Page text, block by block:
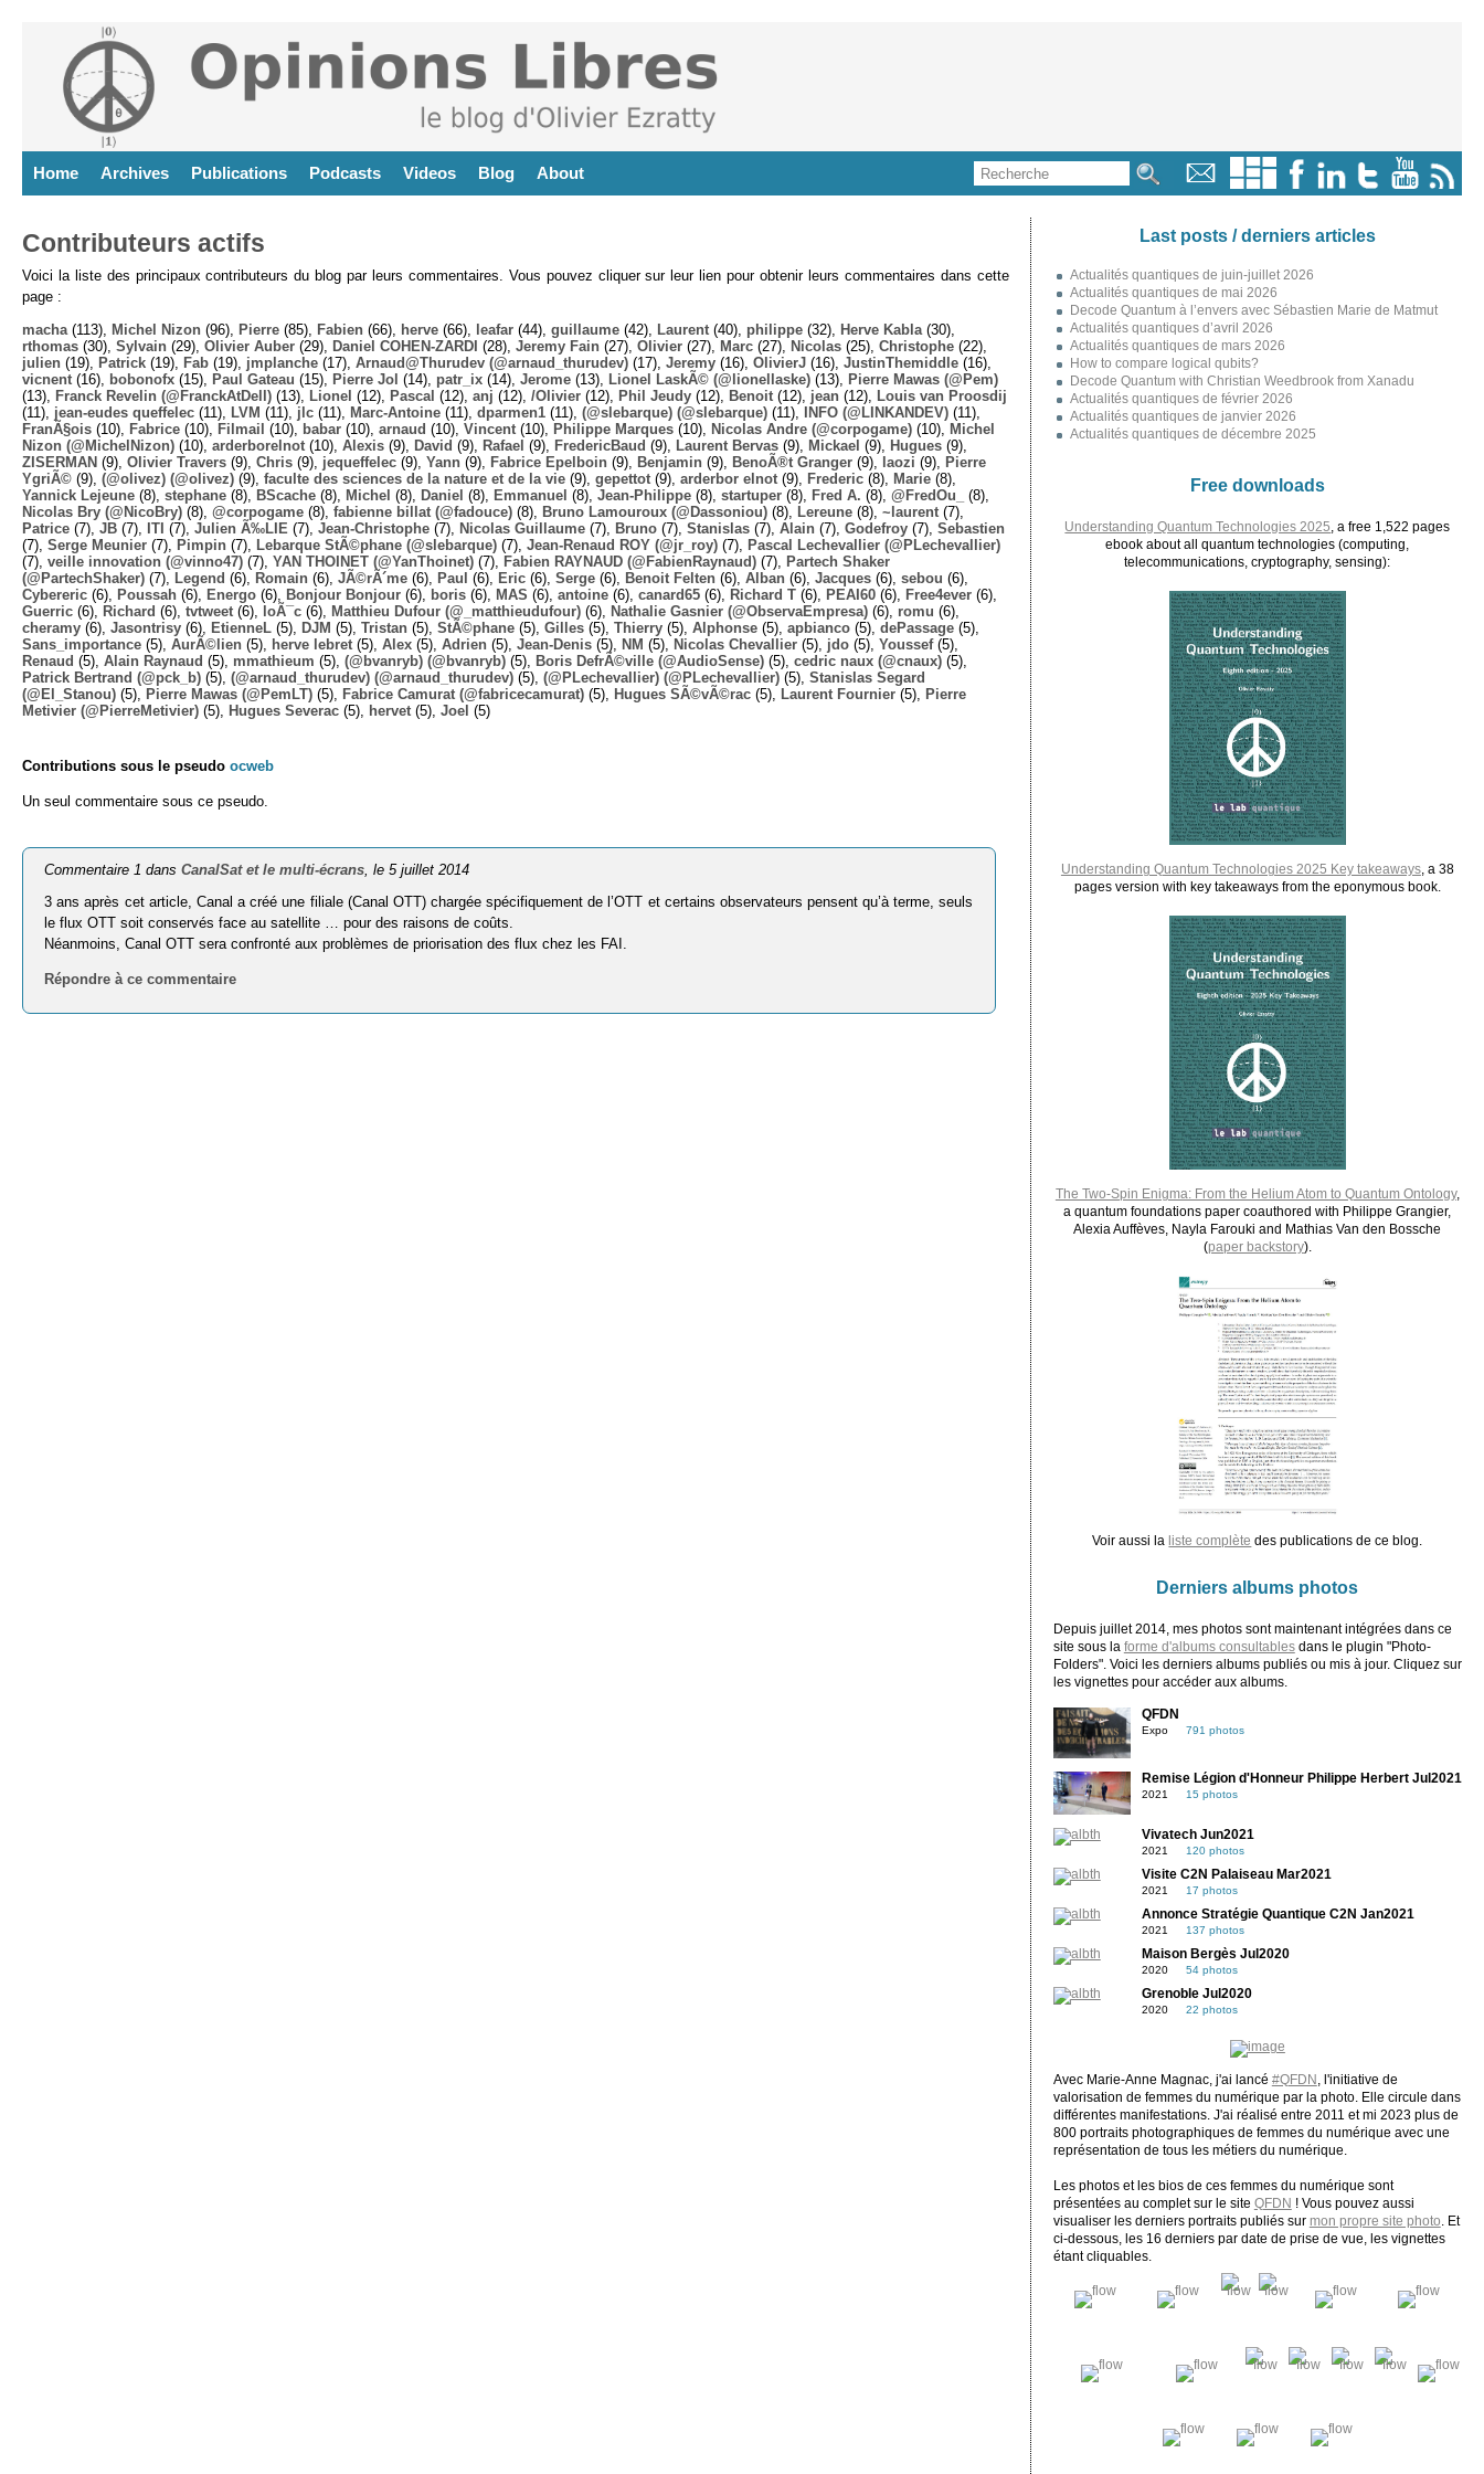
Home Archives Publications Podcasts Videos Blog About
Contributeurs actifs
Voici la liste des principaux contributeurs du blog par leurs commentaires. Vous pouvez cliquer sur leur lien pour obtenir leurs commentaires dans cette
page :
macha (113), Michel Nizon (96), Pierre (85), Fabien (66), herve (66), leafar (44), guillaume (42), Laurent (40), philippe (32), Herve Kabla (30),
rthomas (30), Sylvain (29), Olivier Auber (29), Daniel COHEN-ZARDI (28), Jeremy Fain (27), Olivier (27), Marc (27), Nicolas (25), Christophe (22),
julien (19), Patrick (19), Fab (19), jmplanche (17), Arnaud@Thurudev (@arnaud_thurudev) (17), Jeremy (16), OlivierJ (16), JustinThemiddle (16),
vicnent (16), bobonofx (15), Paul Gateau (15), Pierre Jol (14), patr_ix (14), Jerome (13), Lionel LaskÃ© (@lionellaske) (13),
Pierre Mawas (@Pem)
(13),
Franck Revelin (@FranckAtDell) (13), Lionel (12), Pascal (12), anj (12), /Olivier (12), Phil Jeudy (12), Benoit (12), jean (12),
Louis van Proosdij
(11), jean-eudes queffelec (11), LVM (11), jlc (11), Marc-Antoine (11), dparmen1 (11), (@slebarque) (@slebarque) (11), INFO (@LINKANDEV) (11),
FranÃ§ois (10), Fabrice (10), Filmail (10), babar (10), arnaud (10), Vincent (10), Philippe Marques (10), Nicolas Andre (@corpogame) (10),
Michel
Nizon (@MichelNizon) (10), arderborelnot (10), Alexis (9), David (9), Rafael (9), FredericBaud (9), Laurent Bervas (9), Mickael (9), Hugues (9),
ZISERMAN (9), Olivier Travers (9), Chris (9), jequeffelec (9), Yann (9), Fabrice Epelboin (9), Benjamin (9), BenoÃ®t Granger (9), laozi (9),
Pierre
YgriÃ© (9), (@olivez) (@olivez) (9), faculte des sciences de la nature et de la vie (9), gepettot (9), arderbor elnot (9), Frederic (8), Marie (8),
Yannick Lejeune (8), stephane (8), BScache (8), Michel (8), Daniel (8), Emmanuel (8), Jean-Philippe (8), startuper (8), Fred A. (8), @FredOu_
(8),
Nicolas Bry (@NicoBry) (8), @corpogame (8), fabienne billat (@fadouce) (8), Bruno Lamouroux (@Dassoniou) (8), Lereune (8), ~laurent (7),
Patrice (7), JB (7), ITI (7), Julien Ã‰LIE (7), Jean-Christophe (7), Nicolas Guillaume (7), Bruno (7), Stanislas (7), Alain (7), Godefroy (7), Sebastien
(7), Serge Meunier (7), Pimpin (7), Lebarque StÃ©phane (@slebarque) (7), Jean-Renaud ROY (@jr_roy) (7),
Pascal Lechevallier (@PLechevallier)
(7), veille innovation (@vinno47) (7), YAN THOINET (@YanThoinet) (7), Fabien RAYNAUD (@FabienRaynaud) (7),
Partech Shaker
(@PartechShaker) (7), Legend (6), Romain (6), JÃ©rÃ´me (6), Paul (6), Eric (6), Serge (6), Benoit Felten (6), Alban (6), Jacques (6), sebou (6),
Cybereric (6), Poussah (6), Energo (6), Bonjour Bonjour (6), boris (6), MAS (6), antoine (6), canard65 (6), Richard T (6), PEAI60 (6), Free4ever (6),
Guerric (6), Richard (6), tvtweet (6), loÃ¯c (6), Matthieu Dufour (@_matthieudufour) (6), Nathalie Gasnier (@ObservaEmpresa) (6), romu (6),
cheramy (6), Jasontrisy (6), EtienneL (5), DJM (5), Tristan (5), StÃ©phane (5), Gilles (5), Thierry (5), Alphonse (5), apbianco (5), dePassage (5),
Sans_importance (5), AurÃ©lien (5), herve lebret (5), Alex (5), Adrien (5), Jean-Denis (5), NM (5), Nicolas Chevallier (5), jdo (5), Youssef(5),
Renaud (5), Alain Raynaud (5), mmathieum (5), (@bvanryb) (@bvanryb) (5), Boris DefrÃ©ville (@AudioSense) (5), cedric naux (@cnaux) (5),
Patrick Bertrand (@pck_b) (5), (@arnaud_thurudev) (@arnaud_thurudev) (5), (@PLechevallier) (@PLechevallier) (5), Stanislas Segard
(@El_Stanou) (5), Pierre Mawas (@PemLT) (5), Fabrice Camurat (@fabricecamurat) (5), Hugues SÃ©vÃ©rac (5), Laurent Fournier (5),
Pierre
Metivier (@PierreMetivier) (5), Hugues Severac (5), hervet (5), Joel (5)
Contributions sous le pseudo ocweb
Un seul commentaire sous ce pseudo.
Commentaire 1 dansCanalSat et le multi-écrans , le 5 juillet 2014
3 ans après cet article, Canal a créé une filiale (Canal OTT) chargée spécifiquement de l’OTT et certains observateurs pensent qu’à terme, seuls
le flux OTT soit conservés face au satellite … pour des raisons de coûts.
Néanmoins, Canal OTT sera confronté aux problèmes de priorisation des flux chez les FAI.
Répondre à ce commentaire
Last posts / derniers articles
Actualités quantiques de juin-juillet 2026
Actualités quantiques de mai 2026
Decode Quantum à l’envers avec Sébastien Marie de Matmut
Actualités quantiques d’avril 2026
Actualités quantiques de mars 2026
How to compare logical qubits?
Decode Quantum with Christian Weedbrook from Xanadu
Actualités quantiques de février 2026
Actualités quantiques de janvier 2026
Actualités quantiques de décembre 2025
Free downloads
Understanding Quantum Technologies 2025 , a free 1,522 pages
ebook about all quantum technologies (computing,
telecommunications, cryptography, sensing):
Understanding Quantum Technologies 2025 Key takeaways, a 38
pages version with key takeaways from the eponymous book.
The Two-Spin Enigma: From the Helium Atom to Quantum Ontology,
a quantum foundations paper coauthored with Philippe Grangier,
Alexia Auffèves, Nayla Farouki and Mathias Van den Bossche
(paper backstory).
Voir aussi la liste complète des publications de ce blog.
Derniers albums photos
Depuis juillet 2014, mes photos sont maintenant intégrées dans ce
site sous la forme d'albums consultablesdans le plugin "Photo-
Folders". Voici les derniers albums publiés ou mis à jour. Cliquez sur
les vignettes pour accéder aux albums.
QFDN
Expo 791 photos
Remise Légion d'Honneur Philippe Herbert Jul2021
2021 15 photos
Vivatech Jun2021
2021 120 photos
Visite C2N Palaiseau Mar2021
2021 17 photos
Annonce Stratégie Quantique C2N Jan2021
2021 137 photos
Maison Bergès Jul2020
2020 54 photos
Grenoble Jul2020
2020 22 photos
Avec Marie-Anne Magnac, j'ai lancé #QFDN , l'initiative de
valorisation de femmes du numérique par la photo. Elle circule dans
différentes manifestations. J'ai réalisé entre 2011 et mi 2023 plus de
800 portraits photographiques de femmes du numérique avec une
représentation de tous les métiers du numérique.
Les photos et les bios de ces femmes du numérique sont
présentées au complet sur le site QFDN ! Vous pouvez aussi
visualiser les derniers portraits publiés sur mon propre site photo. Et
ci-dessous, les 16 derniers par date de prise de vue, les vignettes
étant cliquables.